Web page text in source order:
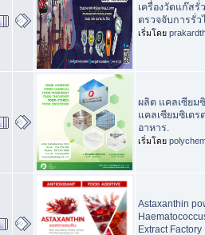
เครื่องวัดแก๊สรั่
ตรวจจับการรั่
เริ่มโดย
ผลิต แคลเซียม
แคลเซียมซิเตร
อาหาร.
เริ่มโดย
Astaxanthin
Extract Factory